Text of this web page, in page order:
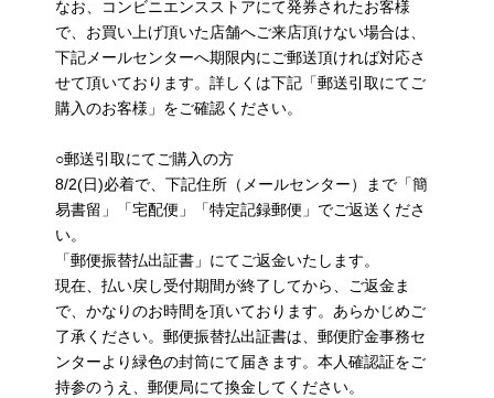
なお、コンビニエンスストアにて発券されたお客様
で、お買い上げ頂いた店舗へご来店頂けない場合は、
下記メールセンターへ期限内にご郵送頂ければ対応さ
せて頂いております。詳しくは下記「郵送引取にてご
購入のお客様」をご確認ください。
○郵送引取にてご購入の方
8/2(日)必着で、下記住所（メールセンター）まで「簡
易書留」「宅配便」「特定記録郵便」でご返送くださ
い。
「郵便振替払出証書」にてご返金いたします。
現在、払い戻し受付期間が終了してから、ご返金ま
で、かなりのお時間を頂いております。あらかじめご
了承ください。郵便振替払出証書は、郵便貯金事務セ
ンターより緑色の封筒にて届きます。本人確認証をご
持参のうえ、郵便局にて換金してください。